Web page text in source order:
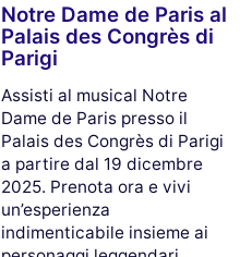
Notre Dame de Paris al
Palais des Congrès di
Parigi
Assisti al musical Notre
Dame de Paris presso il
Palais des Congrès di Parigi
a partire dal 19 dicembre
2025. Prenota ora e vivi
un’esperienza
indimenticabile insieme ai